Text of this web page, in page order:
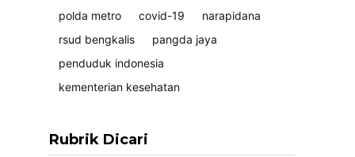
polda metro
covid-19
narapidana
rsud bengkalis
pangda jaya
penduduk indonesia
kementerian kesehatan
Rubrik Dicari